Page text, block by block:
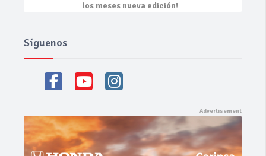
los meses nueva edición!
Síguenos